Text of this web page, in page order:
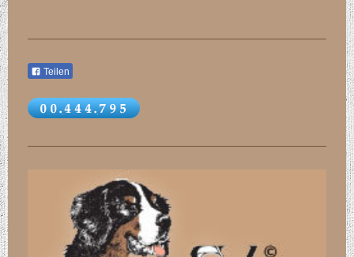
Teilen